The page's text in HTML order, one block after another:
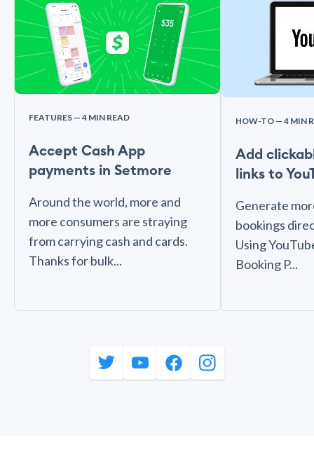
FEATURES — 4 MIN READ
Accept Cash App
payments in Setmore
Around the world, more and
more consumers are straying
from carrying cash and cards.
Thanks for bulk...
HOW-TO — 4 MIN
Add
links to
Generate
bookings
Using
Booking P...